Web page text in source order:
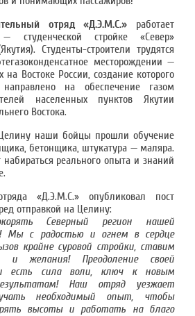
отряд «Д.Э.М.С.» работает
студенческой стройке «Север»
Студенты-строители трудятся
месторождении —
Востоке России, создание которого
на обеспечение газом
населенных пунктов Якутии
Востока.
наши бойцы прошли обучение
бетонщика, штукатура — маляра.
реального опыта и знаний
«Д.Э.М.С.» опубликовал пост
отправкой на Целину:
Северный регион нашей
Мы с радостью и огнем в сердце
крайне суровой стройки, ставим
желания! Преодоление своей
есть сила воли, ключ к новым
Наш отряд уезжает
необходимый опыт, чтобы
высоты и работать на благо